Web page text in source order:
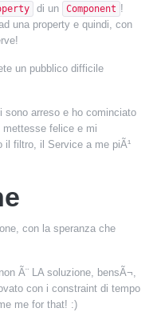
di un Component !
una property e quindi, con
un pubblico difficile
sono arreso e ho cominciato
felice e mi
il filtro, il Service a me piÃ¹
con la speranza che
Ã¨ LA soluzione, bensÃ¬,
con i constraint di tempo
me for that! :)